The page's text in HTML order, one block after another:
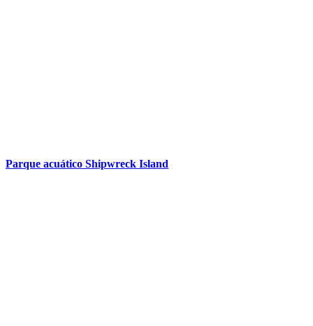
Parque acuático Shipwreck Island